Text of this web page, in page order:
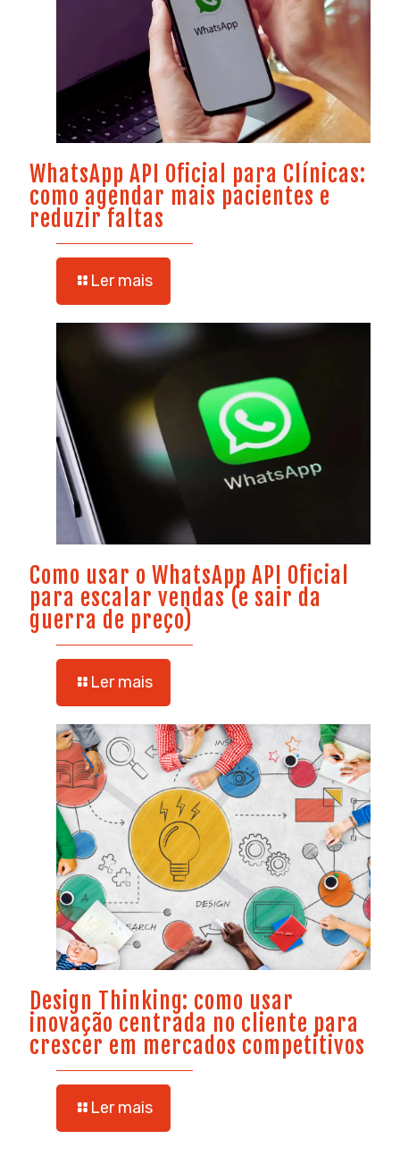
WhatsApp API Oficial para Clínicas:
como agendar mais pacientes e
reduzir faltas
Ler mais
Como usar o WhatsApp API Oficial
para escalar vendas (e sair da
guerra de preço)
Ler mais
Design Thinking: como usar
inovação centrada no cliente para
crescer em mercados competitivos
Ler mais